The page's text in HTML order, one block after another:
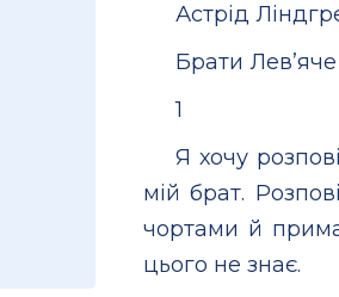
Астрід
Брати
1
Я хочу
мій брат.
чортами й
цього не знає.